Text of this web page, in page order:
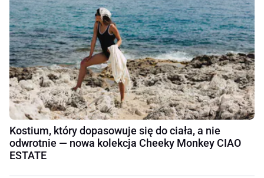
Kostium, który dopasowuje się do ciała, a nie
odwrotnie — nowa kolekcja Cheeky Monkey CIAO
ESTATE